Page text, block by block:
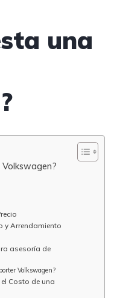
una
y Arrendamiento
asesoría de
Volkswagen?
Costo de una